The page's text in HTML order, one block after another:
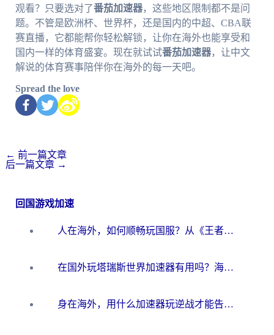
观看？只要选对了番茄加速器，这些地区限制都不是问
题。不管是欧洲杯、世界杯，还是国内的中超、CBA联
赛直播，它都能帮你轻松解锁，让你在海外也能享受和
国内一样的体育盛宴。现在就试试番茄加速器，让中文
解说的体育赛事陪伴你在海外的每一天吧。
Spread the love
← 前一篇文章
后一篇文章 →
回国游戏加速
人在海外，如何顺畅玩国服？从《王者荣耀》到《云图计划》的加速器终极指南
在国外玩塔瑞斯世界加速器有用吗？海外玩家亲测后的真实答案
身在海外，用什么加速器玩逆战才能告别延迟？